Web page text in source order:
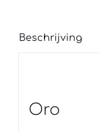
Beschrijving
Oro